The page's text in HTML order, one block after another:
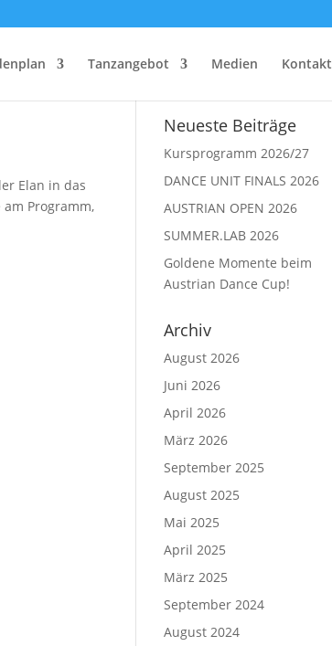
Tanzangebot Medien Kontakt
Elan in das
Programm,
Neueste Beiträge
Kursprogramm 2026/27
DANCE UNIT FINALS 2026
AUSTRIAN OPEN 2026
SUMMER.LAB 2026
Goldene Momente beim
Austrian Dance Cup!
Archiv
August 2026
Juni 2026
April 2026
März 2026
September 2025
August 2025
Mai 2025
April 2025
März 2025
September 2024
August 2024